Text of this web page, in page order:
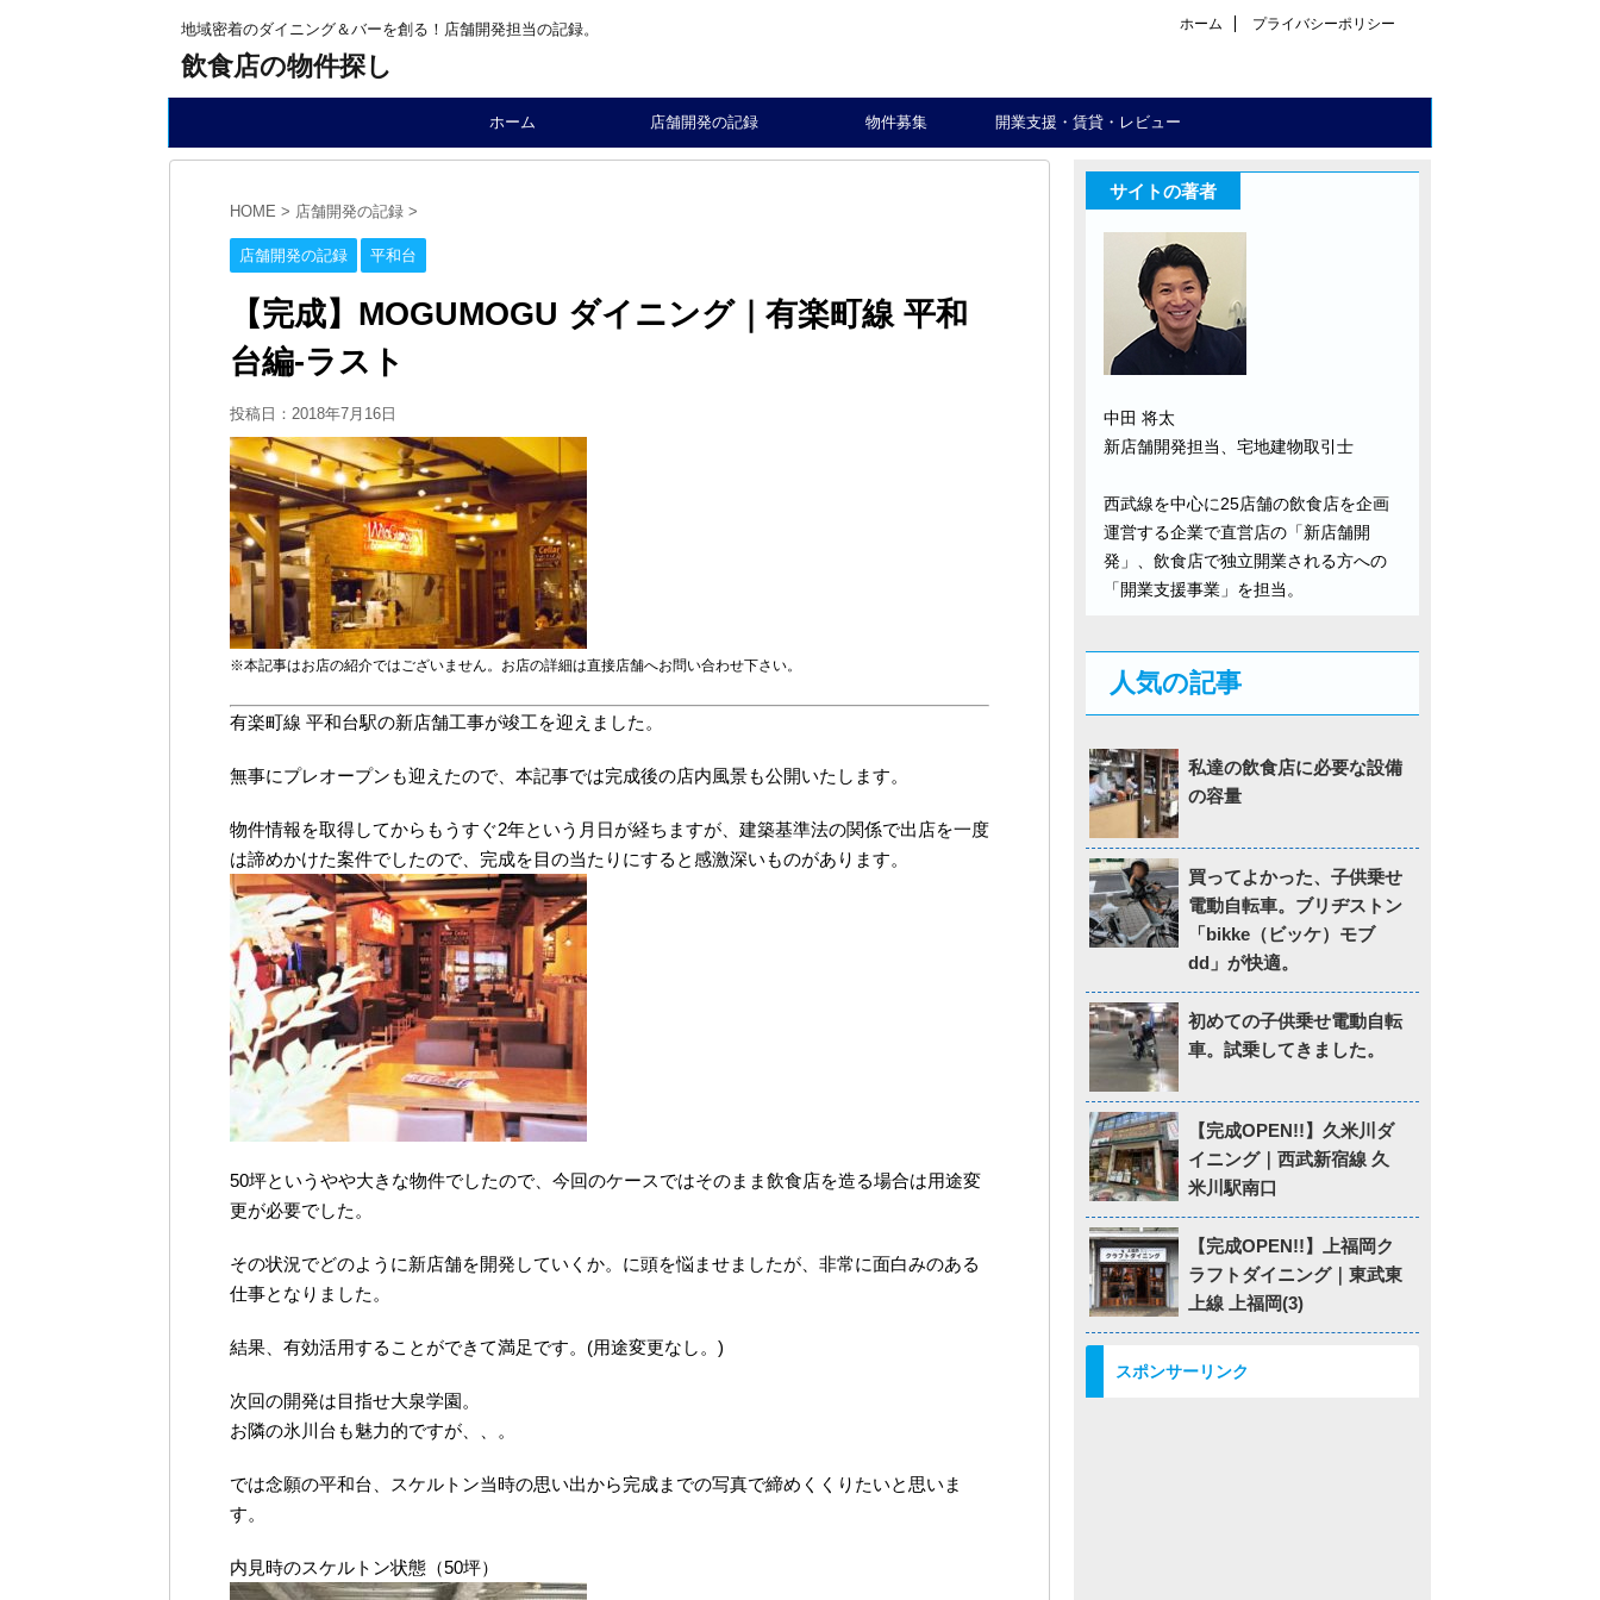
地域密着のダイニング＆バーを創る！店舗開発担当の記録。
飲食店の物件探し
ホーム プライバシーポリシー
ホーム 店舗開発の記録 物件募集 開業支援・賃貸・レビュー
HOME > 店舗開発の記録 >
店舗開発の記録 平和台
【完成】MOGUMOGU ダイニング｜有楽町線 平和
台編-ラスト
投稿日：2018年7月16日
※本記事はお店の紹介ではございません。 お店の詳細は直接店舗へお問い合わせ下さい。
有楽町線 平和台駅の新店舗工事が竣工を迎えました。
無事にプレオープンも迎えたので、本記事では完成後の店内風景も公開いたします。
物件情報を取得してからもうすぐ2年という月日が経ちますが、建築基準法の関係で出店を一度
は諦めかけた案件でしたので、完成を目の当たりにすると感激深いものがあります。
50坪というやや大きな物件でしたので、今回のケースではそのまま飲食店を造る場合は用途変
更が必要でした。
その状況でどのように新店舗を開発していくか。に頭を悩ませましたが、非常に面白みのある
仕事となりました。
結果、有効活用することができて満足です。(用途変更なし。)
次回の開発は目指せ大泉学園。
お隣の氷川台も魅力的ですが、、。
では念願の平和台、スケルトン当時の思い出から完成までの写真で締めくくりたいと思いま
す。
内見時のスケルトン状態（50坪）
サイトの著者
中田 将太
新店舗開発担当、宅地建物取引士
西武線を中心に25店舗の飲食店を企画
運営する企業で直営店の「新店舗開
発」、飲食店で独立開業される方への
「開業支援事業」を担当。
人気の記事
私達の飲食店に必要な設備
の容量
買ってよかった、子供乗せ
電動自転車。ブリヂストン
「bikke（ビッケ）モブ
dd」が快適。
初めての子供乗せ電動自転
車。試乗してきました。
【完成OPEN!!】久米川ダ
イニング｜西武新宿線 久
米川駅南口
【完成OPEN!!】上福岡ク
ラフトダイニング｜東武東
上線 上福岡(3)
スポンサーリンク